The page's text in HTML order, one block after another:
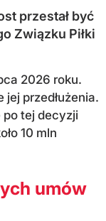
przestał być
Związku Piłki
2026 roku.
jej przedłużenia.
po tej decyzji
10 mln
umów